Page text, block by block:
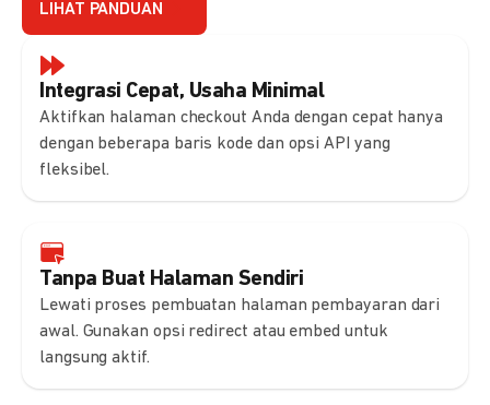
Integrasi Cepat, Usaha Minimal
Aktifkan halaman checkout Anda dengan cepat hanya
dengan beberapa baris kode dan opsi API yang
fleksibel.
Tanpa Buat Halaman Sendiri
Lewati proses pembuatan halaman pembayaran dari
awal. Gunakan opsi redirect atau embed untuk
langsung aktif.
LIHAT PANDUAN